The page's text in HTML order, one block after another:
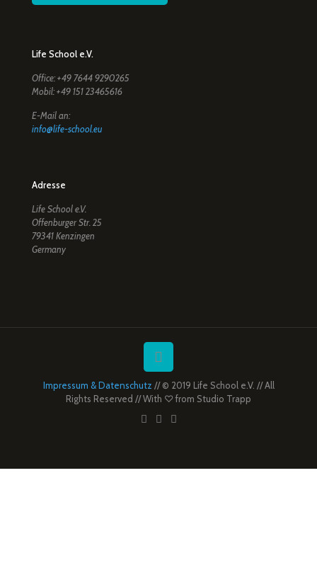
Life School e.V.
Office: +49 7644 9290265
Mobil: +49 151 23465616
E-Mail an:
info@life-school.eu
Adresse
Life School e.V.
Offenburger Str. 25
79341 Kenzingen
Germany
Impressum & Datenschutz // © 2019 Life School e.V. // All
Rights Reserved // With ♡ from Studio Trapp